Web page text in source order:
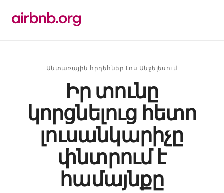
բովանդակությանը
Անտառային հրդեհներ Լոս Անջելեսում
Իր տունը
կորցնելուց հետո
լուսանկարիչը
փնտրում է
համայնքը